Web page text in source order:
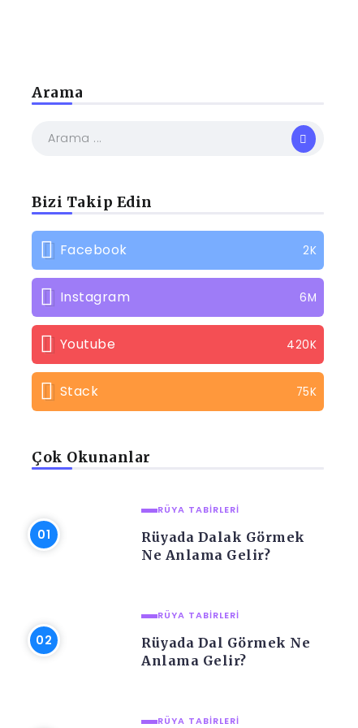
Arama
Bizi Takip Edin
Facebook 2K
Instagram 6M
Youtube 420K
Stack 75K
Çok Okunanlar
RÜYA TABIRLERI
Rüyada Dalak Görmek
Ne Anlama Gelir?
RÜYA TABIRLERI
Rüyada Dal Görmek Ne
Anlama Gelir?
RÜYA TABIRLERI